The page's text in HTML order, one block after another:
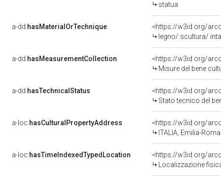
statua
a-dd:hasMaterialOrTechnique
legno/ scultura/
a-dd:hasMeasurementCollection
<https://w3id.org/
Misure del bene
a-dd:hasTechnicalStatus
<https://w3id.org/
Stato tecnico del
a-loc:hasCulturalPropertyAddress
<https://w3id.org/
ITALIA, Emilia-
a-loc:hasTimeIndexedTypedLocation
<https://w3id.org/
Localizzazione